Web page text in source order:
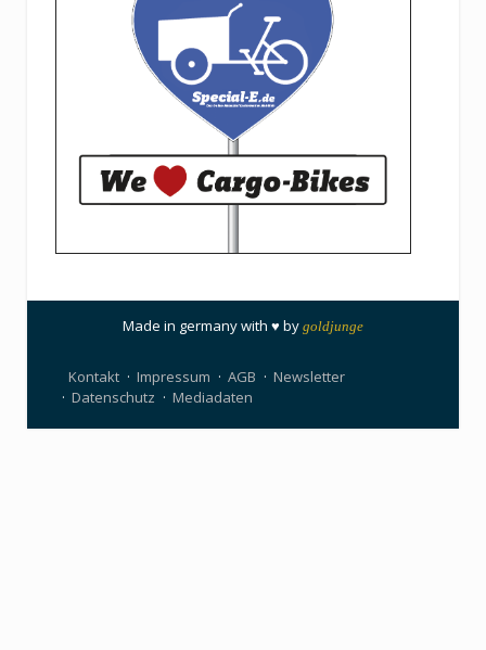
Made in germany with ♥ by goldjunge
Kontakt Impressum AGB
Newsletter
Datenschutz
Mediadaten